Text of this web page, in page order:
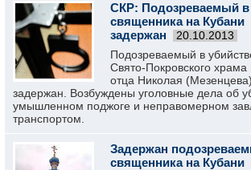
СКР: Подозреваемый в
священника на Кубани
задержан
20.10.2013
Подозреваемый в
Свято-Покровского храма
отца Николая
задержан. Возбуждены уголовные дела об
умышленном поджоге и неправомерном
транспортом.
Задержан
священника на Кубани